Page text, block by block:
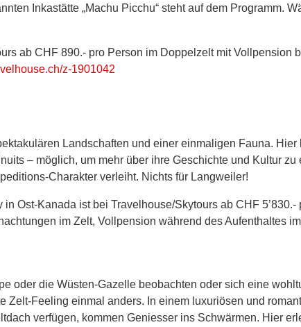
Inkastätte „Machu Picchu“ steht auf dem Programm.
ab CHF 890.- pro Person im Doppelzelt mit Vollpension
z-1901042
Landschaften und einer einmaligen Fauna. Hier
– möglich, um mehr über ihre Geschichte und Kultur zu
Charakter verleiht. Nichts für Langweiler!
Ost-Kanada ist bei Travelhouse/Skytours ab CHF
im Zelt, Vollpension während des Aufenthaltes
oder die Wüsten-Gazelle beobachten oder sich eine
Feeling einmal anders. In einem luxuriösen und
verfügen, kommen Geniesser ins Schwärmen. Hier